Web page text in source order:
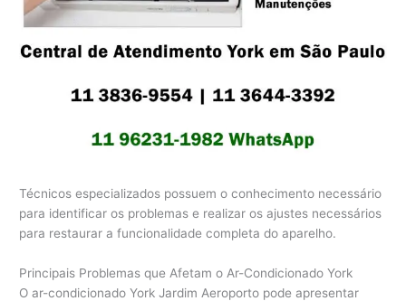
Técnicos especializados possuem o conhecimento necessário
para identificar os problemas e realizar os ajustes necessários
para restaurar a funcionalidade completa do aparelho.
Principais Problemas que Afetam o Ar-Condicionado York
O ar-condicionado York Jardim Aeroporto pode apresentar